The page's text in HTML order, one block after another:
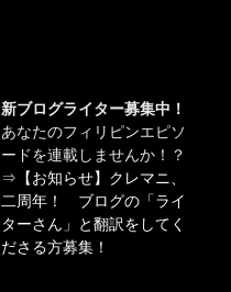
新ブログライター募集中！
あなたのフィリピンエピソ
ードを連載しませんか！？
⇒ 【お知らせ】クレマニ、
二周年！ ブログの「ライ
ターさん」と翻訳をしてく
ださる方募集！